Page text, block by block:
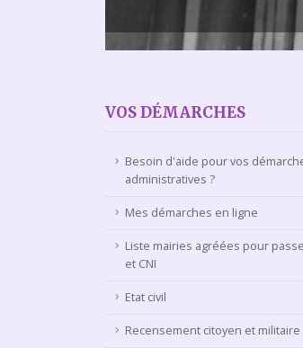
VOS DÉMARCHES
Besoin d'aide pour vos
administratives ?
Mes démarches en ligne
Liste mairies agréées pour
et CNI
Etat civil
Recensement citoyen et militaire